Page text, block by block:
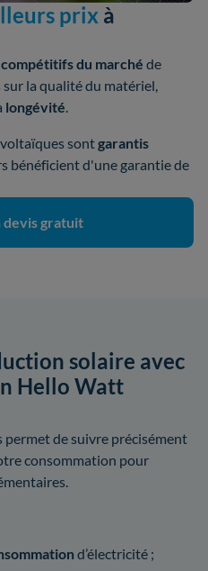
prix à
du marché de
la qualité du matériel,
longévité.
sontgarantis
bénéficient d'une garantie de
gratuit
solaire avec
Hello Watt
permet de suivre précisément
consommation pour
d’électricité ;